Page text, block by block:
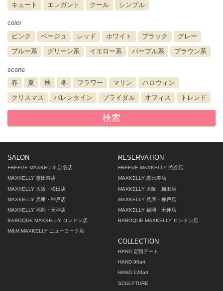
キュート
エレガント クール シンプル
color
ピンク
ベージュ レッド ホワイト ブラック
グレー
ブルー系
グリーン系 イエロー系 パープル系 ブラウン系
scene
春
夏 秋 冬 フラワー マリン
ハロウィン
クリスマス
バレンタイン ブライダル オフィス トレンド
検索
SALON
FREEVE MAXKELLY 渋谷店
MAXKELLY 恵比寿店
MAXKELLY 大阪・梅田店
MAXKELLY 兵庫・神戸店
MAXKELLY 福岡・天神店
BAROQUE MAXKELLY ロンドン店
M&M MAXKELLY ニューヨーク店
RESERVATION
FREEVE MAXKELLY 渋谷店
MAXKELLY 恵比寿店
MAXKELLY 大阪・梅田店
MAXKELLY 兵庫・神戸店
MAXKELLY 福岡・天神店
BAROQUE MAXKELLY ロンドン店
COLLECTION
HAND 定額アート
HAND 90art
HAND 120art
SCULPTURE